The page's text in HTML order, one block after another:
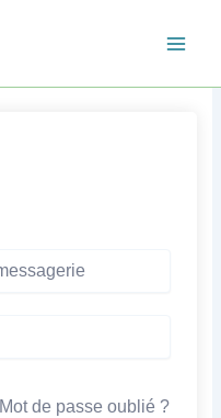
Mot de passe oublié ?